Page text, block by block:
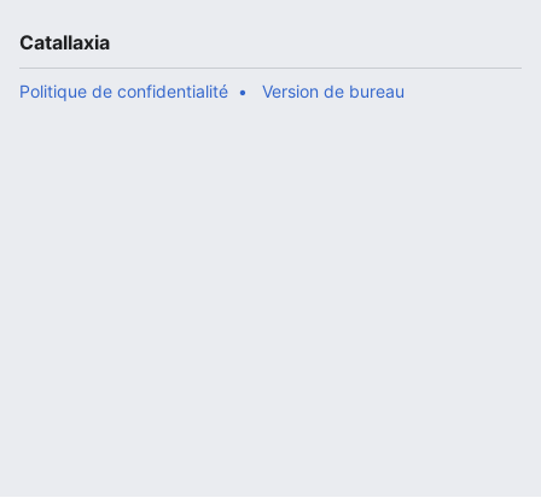
Catallaxia
Politique de confidentialité Version de bureau